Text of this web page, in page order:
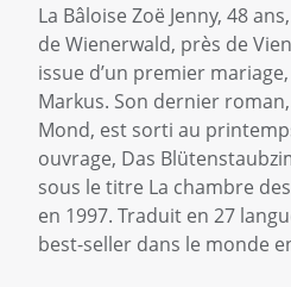
La Bâloise Zoë Jenny, 48
de Wienerwald, près de
issue d’un premier
Markus. Son dernier
Mond, est sorti au
ouvrage, Das
sous le titre La chambre
en 1997. Traduit en 27
best-seller dans le monde